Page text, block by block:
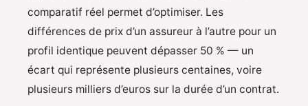
comparatif réel permet d’optimiser. Les
différences de prix d’un assureur à l’autre pour un
profil identique peuvent dépasser 50 % — un
écart qui représente plusieurs centaines, voire
plusieurs milliers d’euros sur la durée d’un contrat.